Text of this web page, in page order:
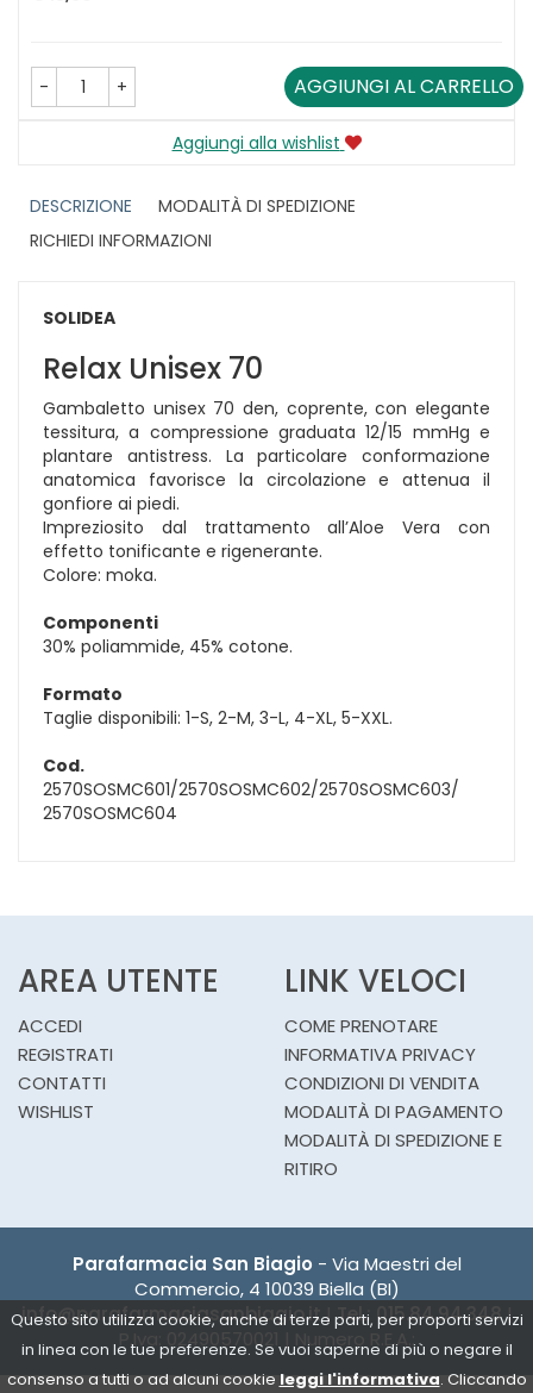
Questo sito utilizza cookie, anche di terze parti, per proporti servizi
in linea con le tue preferenze. Se vuoi saperne di più o negare il
consenso a tutti o ad alcuni cookie leggi l'informativa. Cliccando
- + AGGIUNGI AL CARRELLO
Aggiungi alla wishlist
DESCRIZIONE
MODALITÀ DI SPEDIZIONE
RICHIEDI INFORMAZIONI
SOLIDEA
Relax Unisex 70
Gambaletto unisex 70 den, coprente, con elegante
tessitura, a compressione graduata 12/15 mmHg e
plantare antistress. La particolare conformazione
anatomica favorisce la circolazione e attenua il
gonfiore ai piedi.
Impreziosito dal trattamento all’Aloe Vera con
effetto tonificante e rigenerante.
Colore: moka.
Componenti
30% poliammide, 45% cotone.
Formato
Taglie disponibili: 1-S, 2-M, 3-L, 4-XL, 5-XXL.
Cod.
2570SOSMC601/2570SOSMC602/2570SOSMC603/
2570SOSMC604
AREA UTENTE
ACCEDI
REGISTRATI
CONTATTI
WISHLIST
LINK VELOCI
COME PRENOTARE
INFORMATIVA PRIVACY
CONDIZIONI DI VENDITA
MODALITÀ DI PAGAMENTO
MODALITÀ DI SPEDIZIONE E
RITIRO
Parafarmacia San Biagio - Via Maestri del
Commercio, 4 10039 Biella (BI)
info@parafarmaciasanbiagio.it|Tel.: 015.84.94.348|
P.Iva: 02490570021 | Numero R.E.A.: